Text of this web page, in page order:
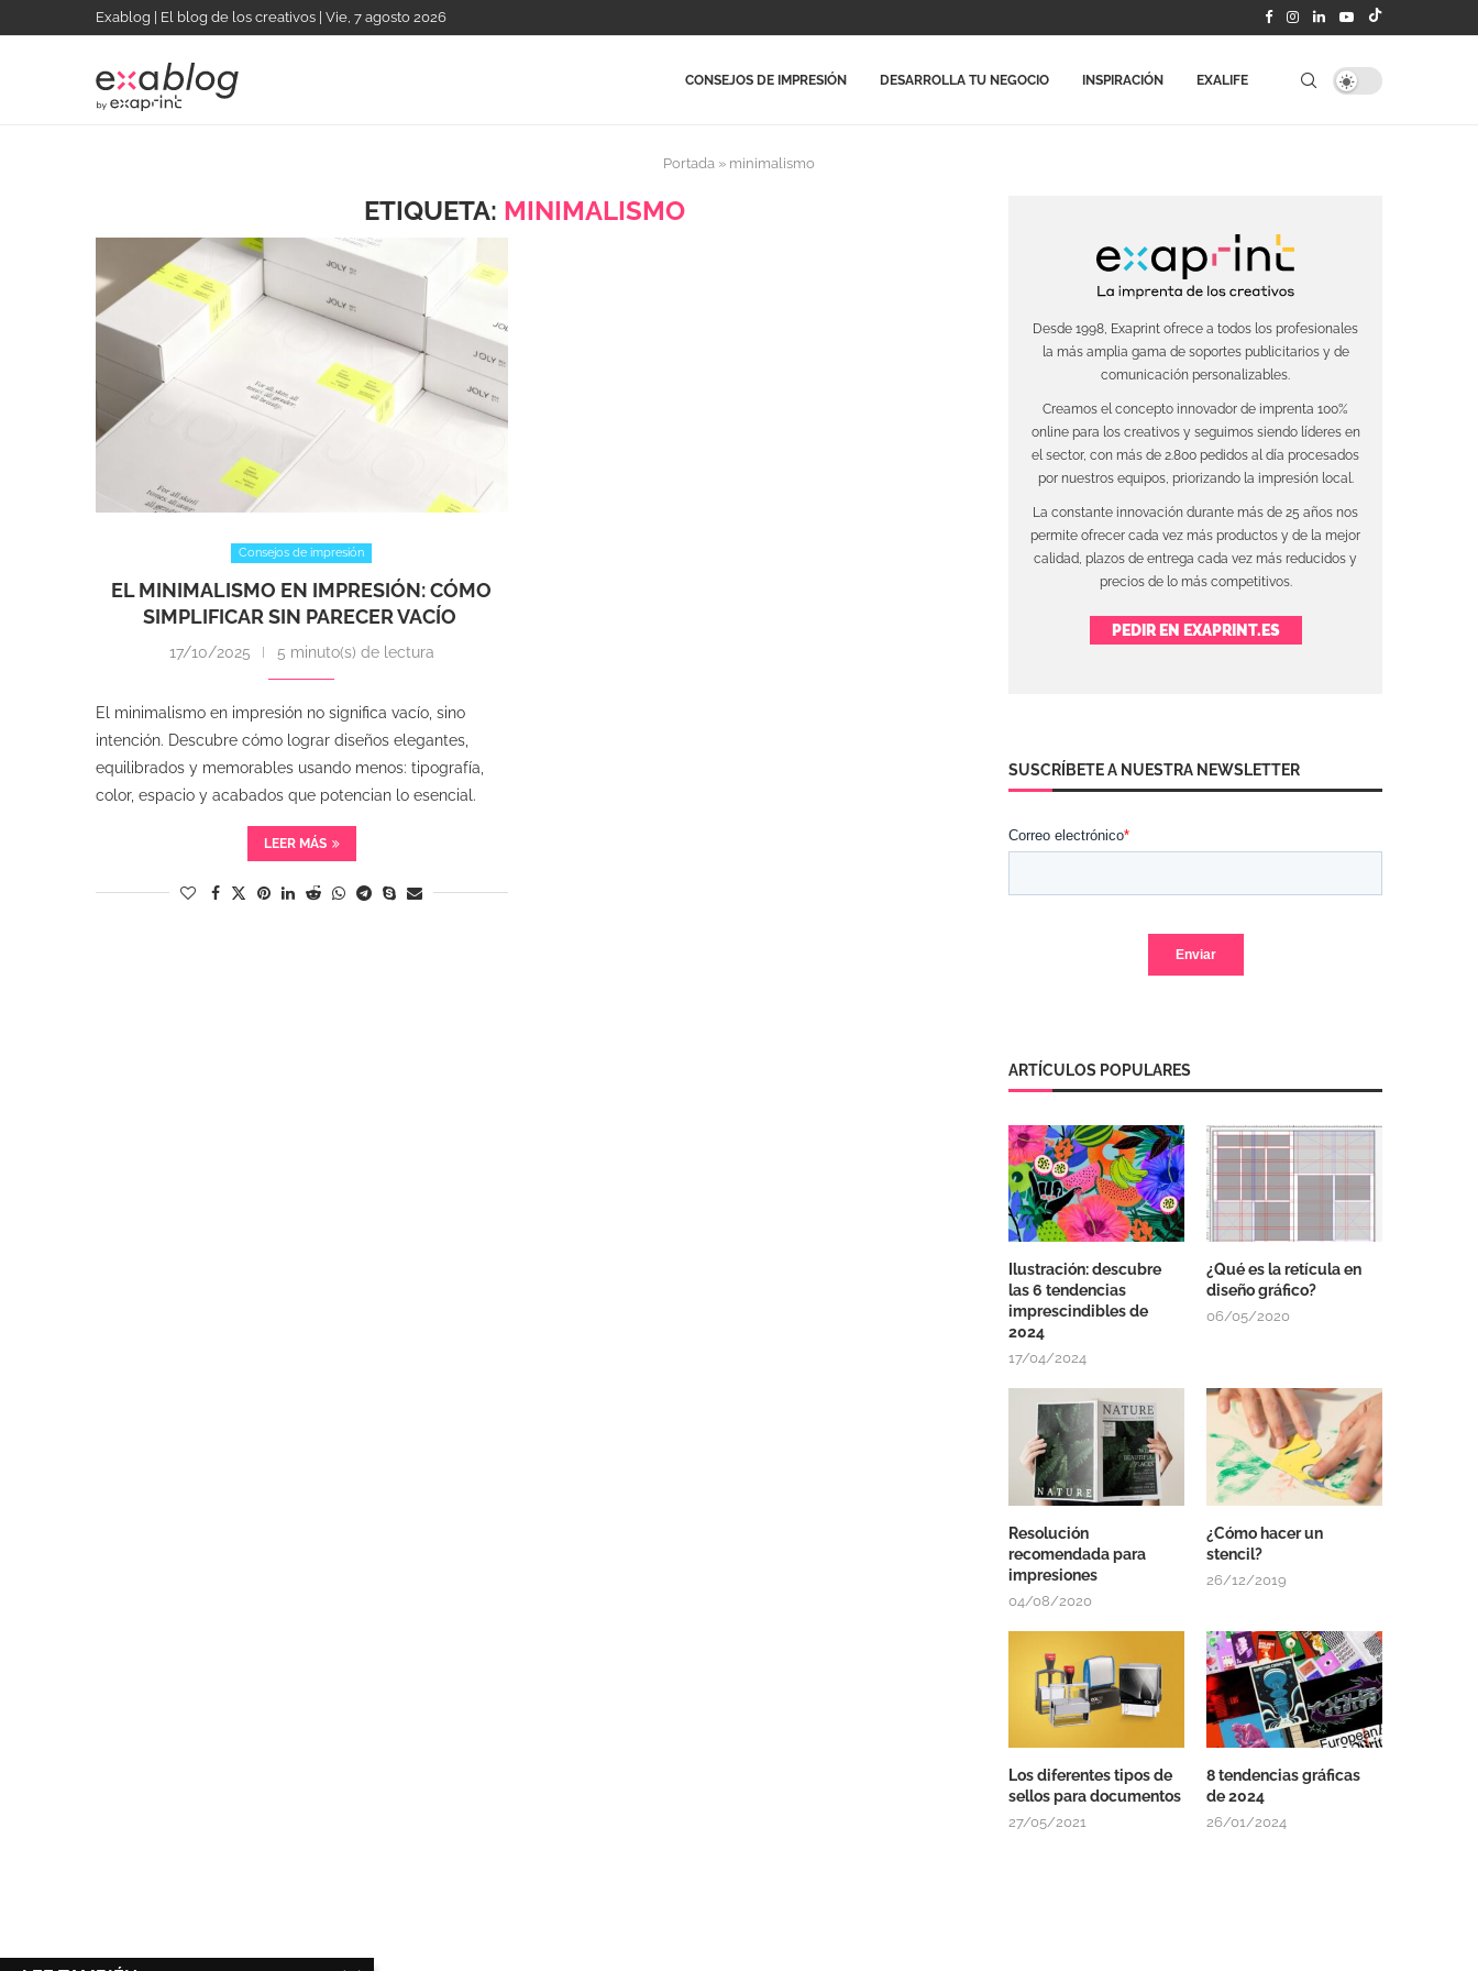
Exablog | El blog de los creativos | Vie, 7 agosto 2026
CONSEJOS DE IMPRESIÓN DESARROLLA TU NEGOCIO INSPIRACIÓN EXALIFE
Portada » minimalismo
ETIQUETA: MINIMALISMO
Consejos de impresión
EL MINIMALISMO EN IMPRESIÓN: CÓMO
SIMPLIFICAR SIN PARECER VACÍO
17/10/2025 5 minuto(s) de lectura
El minimalismo en impresión no significa vacío, sino
intención. Descubre cómo lograr diseños elegantes,
equilibrados y memorables usando menos: tipografía,
color, espacio y acabados que potencian lo esencial.
LEER MÁS
Desde 1998, Exaprint ofrece a todos los profesionales
la más amplia gama de soportes publicitarios y de
comunicación personalizables.
Creamos el concepto innovador de imprenta 100%
online para los creativos y seguimos siendo líderes en
el sector, con más de 2.800 pedidos al día procesados
por nuestros equipos, priorizando la impresión local.
La constante innovación durante más de 25 años nos
permite ofrecer cada vez más productos y de la mejor
calidad, plazos de entrega cada vez más reducidos y
precios de lo más competitivos.
PEDIR EN EXAPRINT.ES
SUSCRÍBETE A NUESTRA NEWSLETTER
ARTÍCULOS POPULARES
Ilustración: descubre
las 6 tendencias
imprescindibles de
2024
17/04/2024
¿Qué es la retícula en
diseño gráfico?
06/05/2020
Resolución
recomendada para
impresiones
04/08/2020
¿Cómo hacer un
stencil?
26/12/2019
Los diferentes tipos de
sellos para documentos
27/05/2021
8 tendencias gráficas
de 2024
26/01/2024